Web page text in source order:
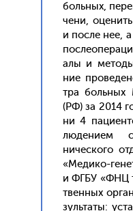
боль­ных,
чени,
и пос­ле нее,
алы и
ние
тра боль­ных
(РФ) за 2014
ни 4
лю­дени­ем
ничес­ко­го
«Ме­дико-
и ФГБУ «ФНЦ
твен­ных
зуль­та­ты: